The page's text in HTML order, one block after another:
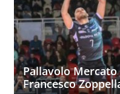
Pallavolo Mercato
Francesco